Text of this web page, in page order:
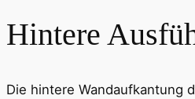
Hintere
Die hintere Wandaufkantung